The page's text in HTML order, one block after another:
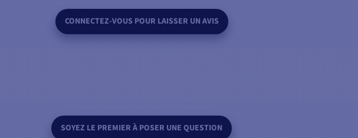
CONNECTEZ-VOUS POUR LAISSER UN AVIS
SOYEZ LE PREMIER À POSER UNE QUESTION